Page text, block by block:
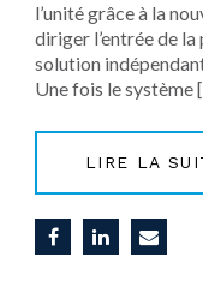
l’unité grâce à la
diriger l’entrée de
solution
Une fois le système
LIRE LA